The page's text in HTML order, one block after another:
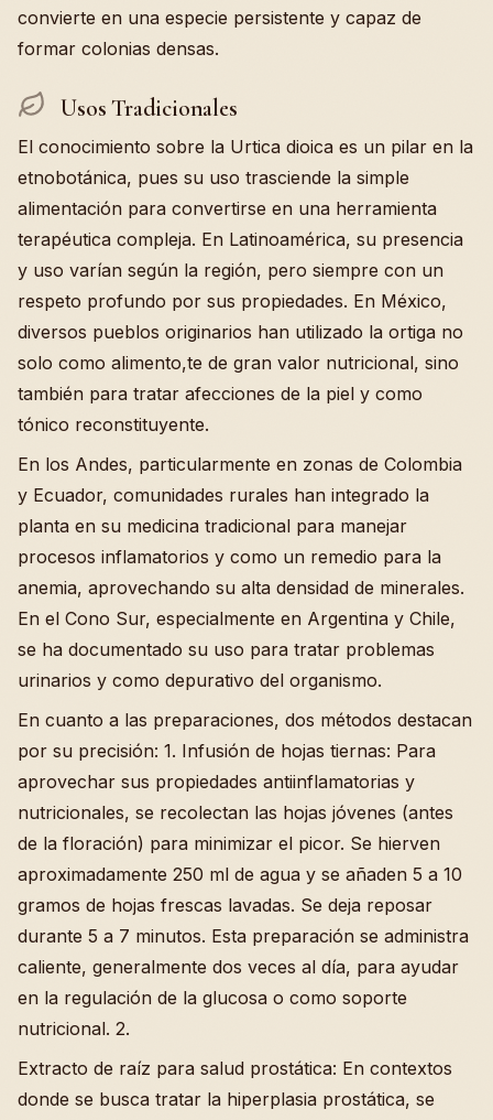
convierte en una especie persistente y capaz de
formar colonias densas.
Usos Tradicionales
El conocimiento sobre la Urtica dioica es un pilar en la
etnobotánica, pues su uso trasciende la simple
alimentación para convertirse en una herramienta
terapéutica compleja. En Latinoamérica, su presencia
y uso varían según la región, pero siempre con un
respeto profundo por sus propiedades. En México,
diversos pueblos originarios han utilizado la ortiga no
solo como alimento,te de gran valor nutricional, sino
también para tratar afecciones de la piel y como
tónico reconstituyente.
En los Andes, particularmente en zonas de Colombia
y Ecuador, comunidades rurales han integrado la
planta en su medicina tradicional para manejar
procesos inflamatorios y como un remedio para la
anemia, aprovechando su alta densidad de minerales.
En el Cono Sur, especialmente en Argentina y Chile,
se ha documentado su uso para tratar problemas
urinarios y como depurativo del organismo.
En cuanto a las preparaciones, dos métodos destacan
por su precisión: 1. Infusión de hojas tiernas: Para
aprovechar sus propiedades antiinflamatorias y
nutricionales, se recolectan las hojas jóvenes (antes
de la floración) para minimizar el picor. Se hierven
aproximadamente 250 ml de agua y se añaden 5 a 10
gramos de hojas frescas lavadas. Se deja reposar
durante 5 a 7 minutos. Esta preparación se administra
caliente, generalmente dos veces al día, para ayudar
en la regulación de la glucosa o como soporte
nutricional. 2.
Extracto de raíz para salud prostática: En contextos
donde se busca tratar la hiperplasia prostática, se